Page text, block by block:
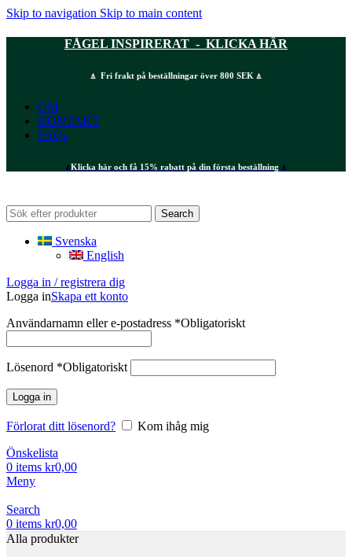
Skip to navigation Skip to main content
FÅGEL INSPIRERAT - KLICKA HÄR
⍋ Fri frakt på beställningar över 800 SEK ⍋
OM
KONTAKT
FAQs
⍋Klicka här och få 15% rabatt på din första beställning ⍋
Search
Svenska
English
Logga in / registrera dig
Logga inSkapa ett konto
Användarnamn eller e-postadress *Obligatoriskt
Lösenord *Obligatoriskt
Logga in
Förlorat ditt lösenord?
Kom ihåg mig
Önskelista
0 items kr0,00
Meny
Search
0 items kr0,00
Alla produkter